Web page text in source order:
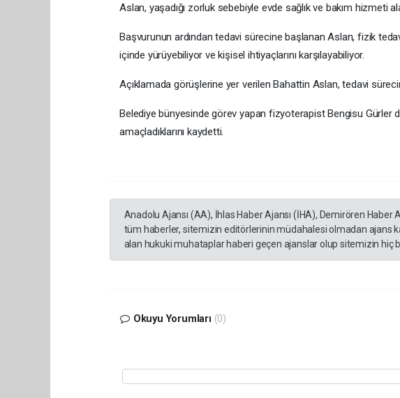
Aslan, yaşadığı zorluk sebebiyle evde sağlık ve bakım hizmeti
Başvurunun ardından tedavi sürecine başlanan Aslan, fizik
içinde yürüyebiliyor ve kişisel ihtiyaçlarını karşılayabiliyor.
Açıklamada görüşlerine yer verilen Bahattin Aslan, tedavi
Belediye bünyesinde görev yapan fizyoterapist Bengisu Gürler
amaçladıklarını kaydetti.
Anadolu Ajansı (AA), İhlas Haber Ajansı (İHA), Demirören Haber
tüm haberler, sitemizin editörlerinin müdahalesi olmadan ajans
alan hukuki muhataplar haberi geçen ajanslar olup sitemizin hiç
Okuyu Yorumları (0)